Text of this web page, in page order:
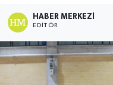
HABER MERKEZI
EDITÖR